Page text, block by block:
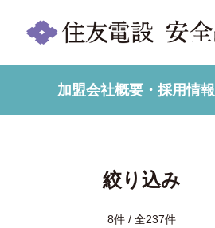
加盟会社概要・採用情報
絞り込み
8件 / 全237件